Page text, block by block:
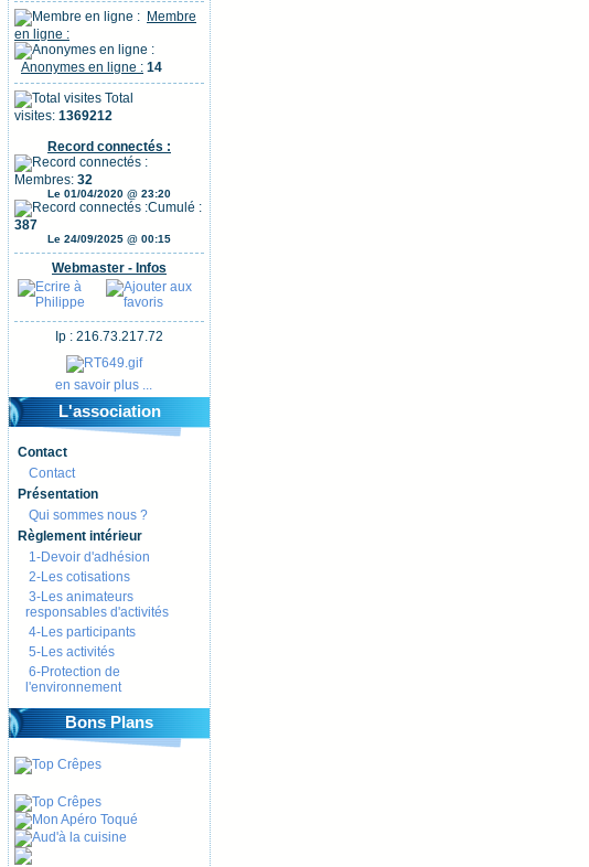
Membre
en ligne :
Anonymes en ligne : 14
Total
visites: 1369212
Record connectés :
Membres: 32
Le 01/04/2020 @ 23:20
Cumulé :
387
Le 24/09/2025 @ 00:15
Webmaster - Infos
Ip : 216.73.217.72
en savoir plus ...
L'association
Contact
Contact
Présentation
Qui sommes nous ?
Règlement intérieur
1-Devoir d'adhésion
2-Les cotisations
3-Les animateurs
responsables d'activités
4-Les participants
5-Les activités
6-Protection de
l'environnement
Bons Plans